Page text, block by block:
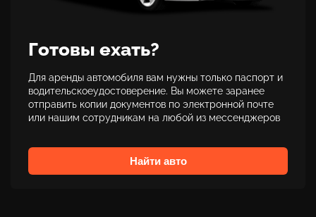
Готовы ехать?
Для аренды автомобиля вам нужны только паспорт и
водительскоеудостоверение. Вы можете заранее
отправить копии документов по электронной почте
или нашим сотрудникам на любой из мессенджеров
Найти авто